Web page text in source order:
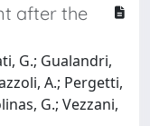
after the
G.; Gualandri,
A.; Pergetti,
G.; Vezzani,